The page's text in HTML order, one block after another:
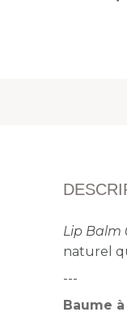
Lip Balm
naturel
---
Baume